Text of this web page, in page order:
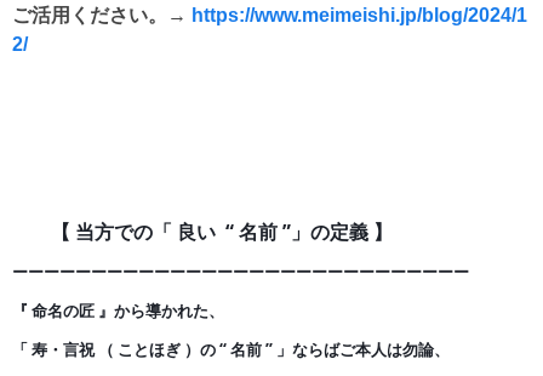
ご活用ください。
→ https://www.meimeishi.jp/blog/2024/1
2/
【 当方での「 良い “ 名前 ”」の定義 】
ーーーーーーーーーーーーーーーーーーーーーーーーーーーーー
『 命名の匠 』から導かれた、
「 寿・言祝 （ ことほぎ ）の“ 名前 ” 」ならばご本人は勿論、